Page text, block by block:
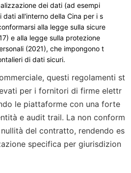
dei dati (ad esempi
dati all'interno della Cina per i s
alla legge sulla sicure
e alla legge sulla protezione
(2021), che impongono t
di dati sicuri.
questi regolamenti st
per i fornitori di firme elettr
le piattaforme con una forte
e audit trail. La non conform
del contratto, rendendo es
specifica per giurisdizion